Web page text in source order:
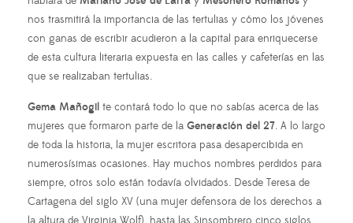
nos trasmitirá la importancia de las tertulias y cómo los jóvenes
con ganas de escribir acudieron a la capital para enriquecerse
de esta cultura literaria expuesta en las calles y cafeterías en las
que se realizaban tertulias.
Gema Mañogil te contará todo lo que no sabías acerca de las
mujeres que formaron parte de la Generación del 27. A lo largo
de toda la historia, la mujer escritora pasa desapercibida en
numerosísimas ocasiones. Hay muchos nombres perdidos para
siempre, otros solo están todavía olvidados. Desde Teresa de
Cartagena del siglo XV (una mujer defensora de los derechos a